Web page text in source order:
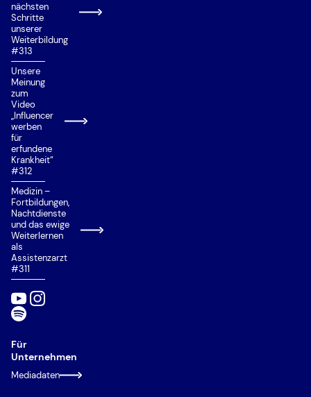
nächsten
Schritte
unserer
Weiterbildung
#313
Unsere
Meinung
zum
Video
„Influencer
werben
für
erfundene
Krankheit“
#312
Medizin –
Fortbildungen,
Nachtdienste
und das ewige
Weiterlernen
als
Assistenzarzt
#311
Für
Unternehmen
Mediadaten